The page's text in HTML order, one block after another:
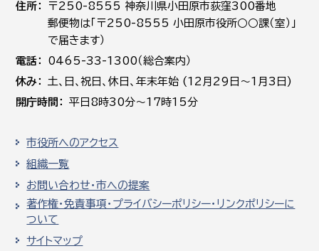
住所
〒250-8555 神奈川県小田原市荻窪300番地
郵便物は「〒250-8555 小田原市役所○○課（室）」
で届きます）
電話
0465-33-1300（総合案内）
休み
土､日､祝日、休日、年末年始 (12月29日～1月3日)
開庁時間
平日8時30分～17時15分
市役所へのアクセス
組織一覧
お問い合わせ・市への提案
著作権・免責事項・プライバシーポリシー・リンクポリシーに
ついて
サイトマップ